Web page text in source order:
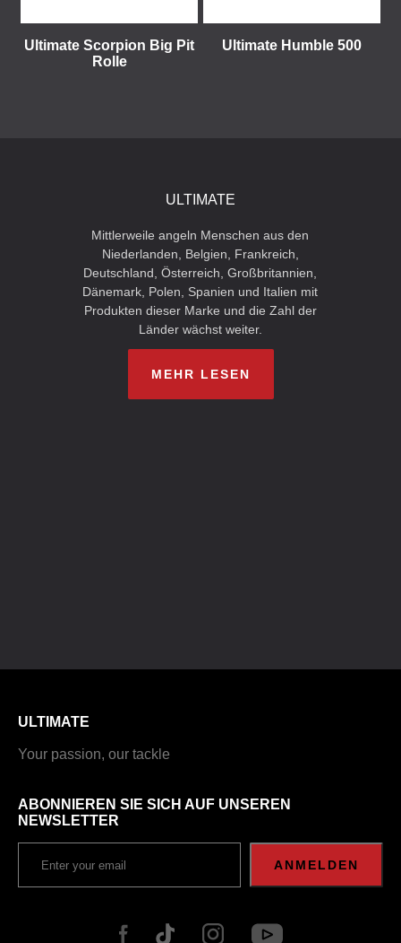
Ultimate Scorpion Big Pit
Rolle
Ultimate Humble 500
ULTIMATE
Mittlerweile angeln Menschen aus den
Niederlanden, Belgien, Frankreich,
Deutschland, Österreich, Großbritannien,
Dänemark, Polen, Spanien und Italien mit
Produkten dieser Marke und die Zahl der
Länder wächst weiter.
MEHR LESEN
ULTIMATE
Your passion, our tackle
ABONNIEREN SIE SICH AUF UNSEREN
NEWSLETTER
ANMELDEN